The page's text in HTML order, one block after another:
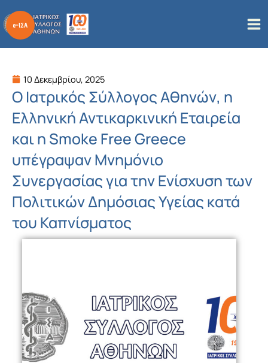
στο
περιεχόμενο
10 Δεκεμβρίου, 2025
Ο Ιατρικός Σύλλογος Αθηνών, η
Ελληνική Αντικαρκινική Εταιρεία
και η Smoke Free Greece
υπέγραψαν Μνημόνιο
Συνεργασίας για την Ενίσχυση των
Πολιτικών Δημόσιας Υγείας κατά
του Καπνίσματος